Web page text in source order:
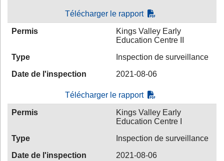
Télécharger le rapport
Permis
Kings Valley Early
Education Centre II
Type
Inspection de surveillance
Date de l'inspection
2021-08-06
Télécharger le rapport
Permis
Kings Valley Early
Education Centre I
Type
Inspection de surveillance
Date de l'inspection
2021-08-06